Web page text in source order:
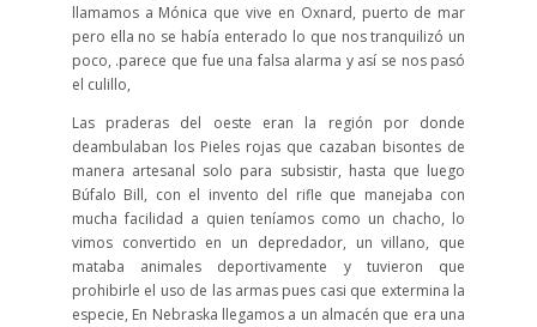
llamamos a Mónica que vive en Oxnard, puerto de mar
pero ella no se había enterado lo que nos tranquilizó un
poco, .parece que fue una falsa alarma y así se nos pasó
el culillo,
Las praderas del oeste eran la región por donde
deambulaban los Pieles rojas que cazaban bisontes de
manera artesanal solo para subsistir, hasta que luego
Búfalo Bill, con el invento del rifle que manejaba con
mucha facilidad a quien teníamos como un chacho, lo
vimos convertido en un depredador, un villano, que
mataba animales deportivamente y tuvieron que
prohibirle el uso de las armas pues casi que extermina la
especie, En Nebraska llegamos a un almacén que era una